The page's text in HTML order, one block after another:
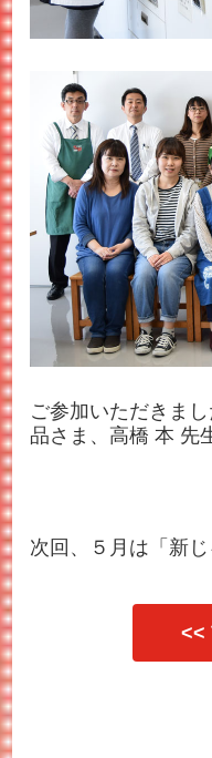
ご参加いただきま
品さま、高橋 本 先
次回、５月は「新
<<